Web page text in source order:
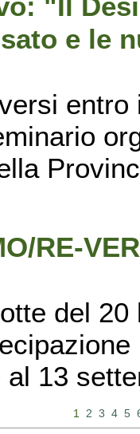
e le
RE-
del
13
1 2 3 4 5